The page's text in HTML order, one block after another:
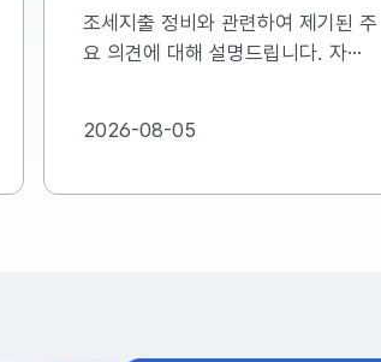
명드립니다
조세지출 정비와 관련하여 제기된 주
요 의견에 대해 설명드립니다. 자세
2026-08-05